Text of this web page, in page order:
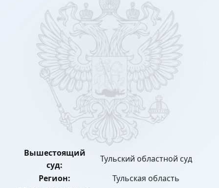
Вышестоящий
суд:
Тульский областной суд
Регион:
Тульская область